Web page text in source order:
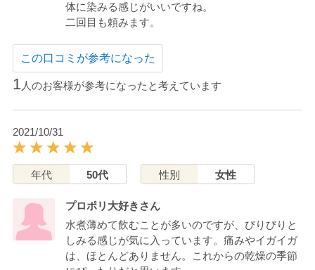
体に染みる感じがいいですね。
二回目も頼みます。
この口コミが参考になった
1人のお客様が参考になったと考えています
2021/10/31
年代 50代 性別 女性
プロポリ大好きさん
水煮薄めて飲むことが多いのですが、びりびりと
しみる感じが気に入っています。痛みやイガイガ
は、ほとんどありません。これからの乾燥の季節